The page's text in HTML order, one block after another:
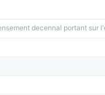
decennal portant sur